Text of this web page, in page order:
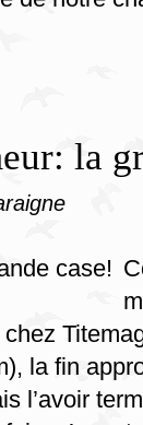
la
la fin
l’avoir